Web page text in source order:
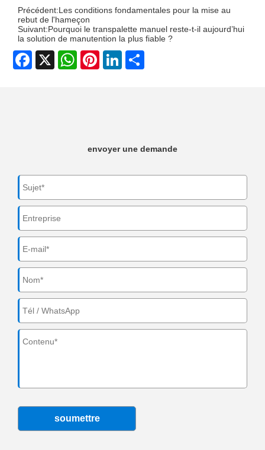
Précédent:Les conditions fondamentales pour la mise au
rebut de l'hameçon
Suivant:Pourquoi le transpalette manuel reste-t-il aujourd’hui
la solution de manutention la plus fiable ?
Facebook
X WhatsAppPinterestLinkedIn
envoyer une demande
soumettre